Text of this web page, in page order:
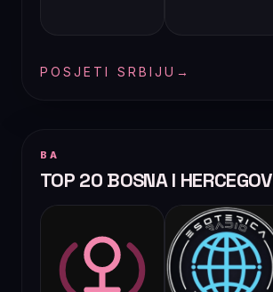
POSJETI SRBIJU →
BA
TOP 20 BOSNA I